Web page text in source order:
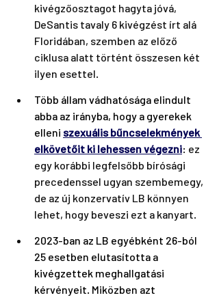
kivégzőosztagot hagyta jóvá,
DeSantis tavaly 6 kivégzést írt alá
Floridában, szemben az előző
ciklusa alatt történt összesen két
ilyen esettel.
Több állam vádhatósága elindult
abba az irányba, hogy a gyerekek
elleni szexuális bűncselekmények
elkövetőit ki lehessen végezni: ez
egy korábbi legfelsőbb bírósági
precedenssel ugyan szembemegy,
de az új konzervatív LB könnyen
lehet, hogy beveszi ezt a kanyart.
2023-ban az LB egyébként 26-ból
25 esetben elutasította a
kivégzettek meghallgatási
kérvényeit. Miközben azt